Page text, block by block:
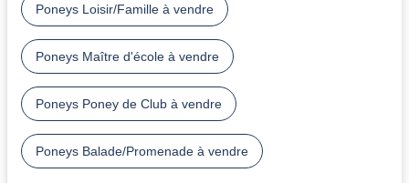
Poneys Loisir/Famille à vendre
Poneys Maître d'école à vendre
Poneys Poney de Club à vendre
Poneys Balade/Promenade à vendre